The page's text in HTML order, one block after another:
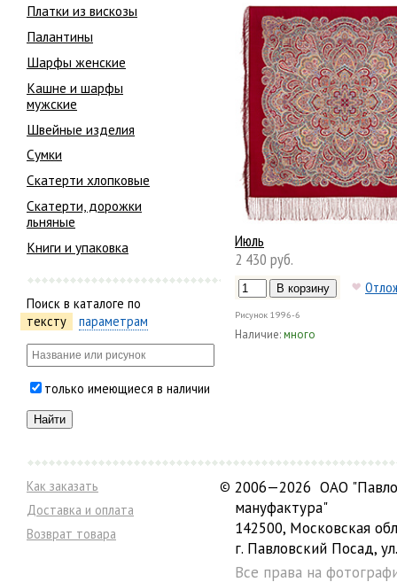
Платки из вискозы
Палантины
Шарфы женские
Кашне и шарфы
мужские
Швейные изделия
Сумки
Скатерти хлопковые
Скатерти, дорожки
льняные
Книги и упаковка
Поиск в каталоге по
тексту
параметрам
только имеющиеся в наличии
Июль
2 430 руб.
Рисунок 1996-6
Наличие:много
Как заказать
Доставка и оплата
Возврат товара
© 2006—2026 ОАО
мануфактура"
142500, Московская
г. Павловский Посад,
Все права на